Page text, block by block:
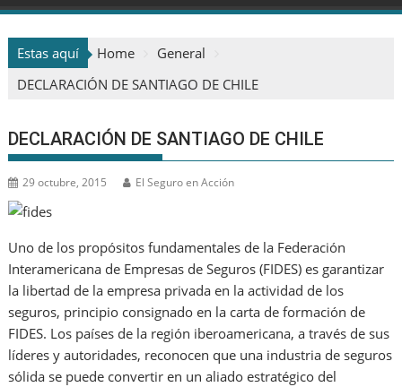
Estas aquí Home
General
DECLARACIÓN DE SANTIAGO DE CHILE
DECLARACIÓN DE SANTIAGO DE CHILE
29 octubre, 2015 El Seguro en Acción
Uno de los propósitos fundamentales de la Federación
Interamericana de Empresas de Seguros (FIDES) es garantizar
la libertad de la empresa privada en la actividad de los
seguros, principio consignado en la carta de formación de
FIDES. Los países de la región iberoamericana, a través de sus
líderes y autoridades, reconocen que una industria de seguros
sólida se puede convertir en un aliado estratégico del